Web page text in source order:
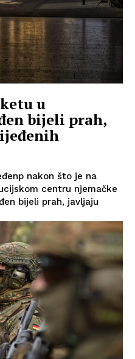
u
bijeli prah,
nakon što je na
centru njemačke
bijeli prah, javljaju